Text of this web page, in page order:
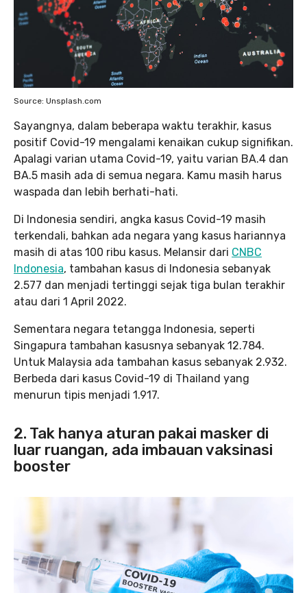
Source: Unsplash.com
Sayangnya, dalam beberapa waktu terakhir, kasus
positif Covid-19 mengalami kenaikan cukup signifikan.
Apalagi varian utama Covid-19, yaitu varian BA.4 dan
BA.5 masih ada di semua negara. Kamu masih harus
waspada dan lebih berhati-hati.
Di Indonesia sendiri, angka kasus Covid-19 masih
terkendali, bahkan ada negara yang kasus hariannya
masih di atas 100 ribu kasus. Melansir dari CNBC
Indonesia, tambahan kasus di Indonesia sebanyak
2.577 dan menjadi tertinggi sejak tiga bulan terakhir
atau dari 1 April 2022.
Sementara negara tetangga Indonesia, seperti
Singapura tambahan kasusnya sebanyak 12.784.
Untuk Malaysia ada tambahan kasus sebanyak 2.932.
Berbeda dari kasus Covid-19 di Thailand yang
menurun tipis menjadi 1.917.
2. Tak hanya aturan pakai masker di
luar ruangan, ada imbauan vaksinasi
booster